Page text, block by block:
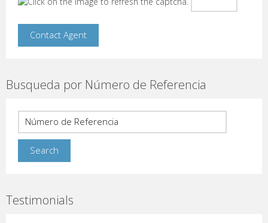
Busqueda por Número de Referencia
Testimonials